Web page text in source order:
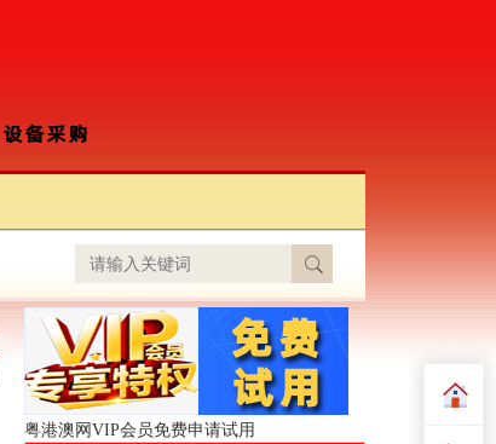
粤港澳网VIP会员免费申请试用